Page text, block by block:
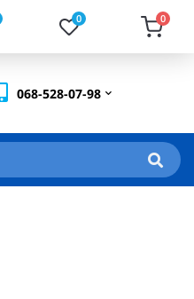
0 0
068-528-07-98